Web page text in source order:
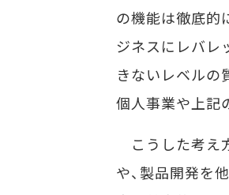
の機能は徹底的
ジネスにレバレ
きないレベルの
個人事業や上記
こうした考え
や、製品開発を